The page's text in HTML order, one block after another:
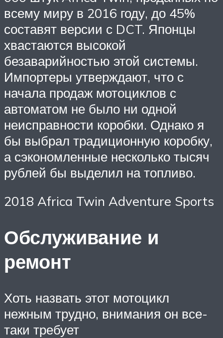
всему миру в 2016 году, до 45%
составят версии с DCT. Японцы
хвастаются высокой
безаварийностью этой системы.
Импортеры утверждают, что с
начала продаж мотоциклов с
автоматом не было ни одной
неисправности коробки. Однако я
бы выбрал традиционную коробку,
а сэкономленные несколько тысяч
рублей бы выделил на топливо.
2018 Africa Twin Adventure Sports
Обслуживание и
ремонт
Хоть назвать этот мотоцикл
нежным трудно, внимания он все-
таки требует